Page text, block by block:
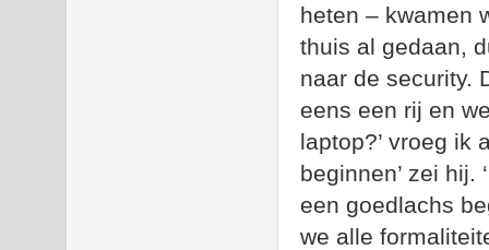
heten – kwamen
thuis al gedaan,
naar de security.
eens een rij en
laptop?’ vroeg ik
beginnen’ zei hij.
een goedlachs
we alle